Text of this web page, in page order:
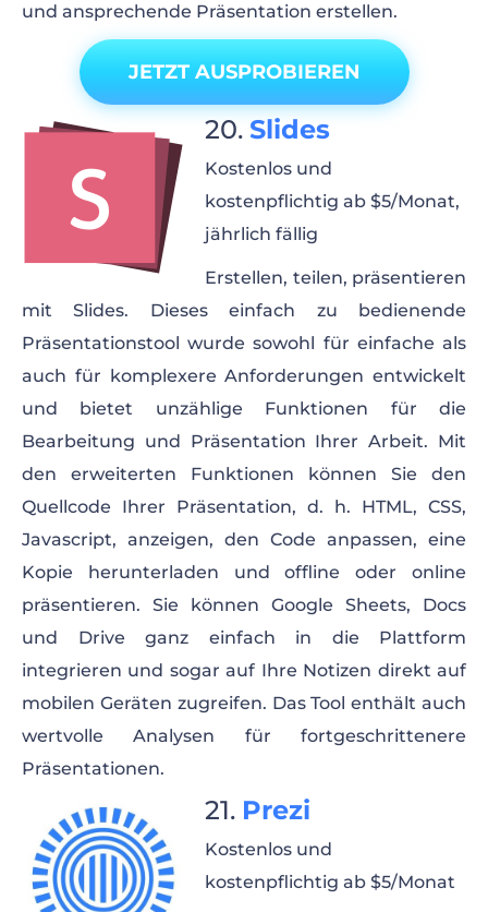
und ansprechende Präsentation erstellen.
JETZT AUSPROBIEREN
Slides
Kostenlos und
kostenpflichtig ab $5/Monat,
jährlich fällig
Erstellen, teilen, präsentieren
mit Slides. Dieses einfach zu bedienende
Präsentationstool wurde sowohl für einfache als
auch für komplexere Anforderungen entwickelt
und bietet unzählige Funktionen für die
Bearbeitung und Präsentation Ihrer Arbeit. Mit
den erweiterten Funktionen können Sie den
Quellcode Ihrer Präsentation, d. h. HTML, CSS,
Javascript, anzeigen, den Code anpassen, eine
Kopie herunterladen und offline oder online
präsentieren. Sie können Google Sheets, Docs
und Drive ganz einfach in die Plattform
integrieren und sogar auf Ihre Notizen direkt auf
mobilen Geräten zugreifen. Das Tool enthält auch
wertvolle Analysen für fortgeschrittenere
Präsentationen.
Prezi
Kostenlos und
kostenpflichtig ab $5/Monat